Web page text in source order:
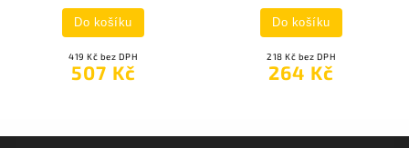
419 Kč bez DPH
507 Kč
Do košíku
218 Kč bez DPH
264 Kč
Do košíku